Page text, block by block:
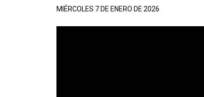
MIÉRCOLES 7 DE ENERO DE 2026